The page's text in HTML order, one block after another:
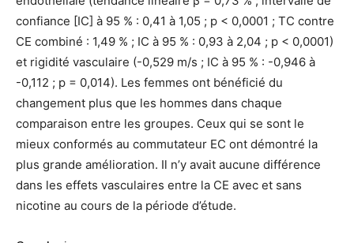
confiance [IC] à 95 % : 0,41 à 1,05 ; p < 0,0001 ; TC contre
CE combiné : 1,49 % ; IC à 95 % : 0,93 à 2,04 ; p < 0,0001)
et rigidité vasculaire (-0,529 m/s ; IC à 95 % : -0,946 à
-0,112 ; p = 0,014). Les femmes ont bénéficié du
changement plus que les hommes dans chaque
comparaison entre les groupes. Ceux qui se sont le
mieux conformés au commutateur EC ont démontré la
plus grande amélioration. Il n’y avait aucune différence
dans les effets vasculaires entre la CE avec et sans
nicotine au cours de la période d’étude.